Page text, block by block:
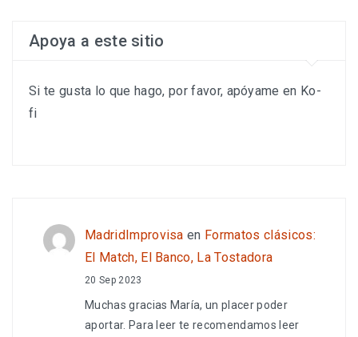
Apoya a este sitio
Si te gusta lo que hago, por favor, apóyame en Ko-
fi
MadridImprovisa en Formatos clásicos:
El Match, El Banco, La Tostadora
20 Sep 2023
Muchas gracias María, un placer poder
aportar. Para leer te recomendamos leer